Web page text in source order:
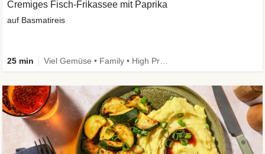
Cremiges Fisch-Frikassee mit Paprika
auf Basmatireis
25 min